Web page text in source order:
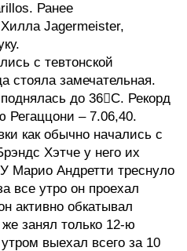
Ранее
Jagermeister,
с тевтонской
стояла замечательная.
до 36С. Рекорд
Регаццони – 7.06,40.
как обычно начались с
Хэтче у него их
Марио Андретти треснуло
все утро он проехал
активно обкатывал
занял только 12-ю
выехал всего за 10